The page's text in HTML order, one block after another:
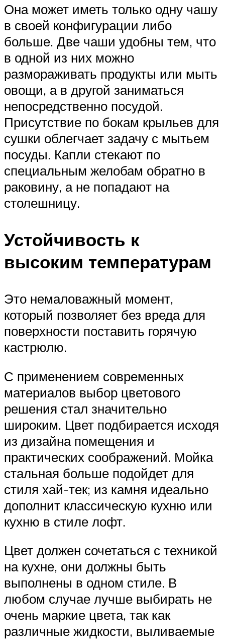
Она может иметь только одну чашу
в своей конфигурации либо
больше. Две чаши удобны тем, что
в одной из них можно
размораживать продукты или мыть
овощи, а в другой заниматься
непосредственно посудой.
Присутствие по бокам крыльев для
сушки облегчает задачу с мытьем
посуды. Капли стекают по
специальным желобам обратно в
раковину, а не попадают на
столешницу.
Устойчивость к
высоким температурам
Это немаловажный момент,
который позволяет без вреда для
поверхности поставить горячую
кастрюлю.
С применением современных
материалов выбор цветового
решения стал значительно
широким. Цвет подбирается исходя
из дизайна помещения и
практических соображений. Мойка
стальная больше подойдет для
стиля хай-тек; из камня идеально
дополнит классическую кухню или
кухню в стиле лофт.
Цвет должен сочетаться с техникой
на кухне, они должны быть
выполнены в одном стиле. В
любом случае лучше выбирать не
очень маркие цвета, так как
различные жидкости, выливаемые